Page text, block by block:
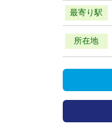
最寄り駅
所在地